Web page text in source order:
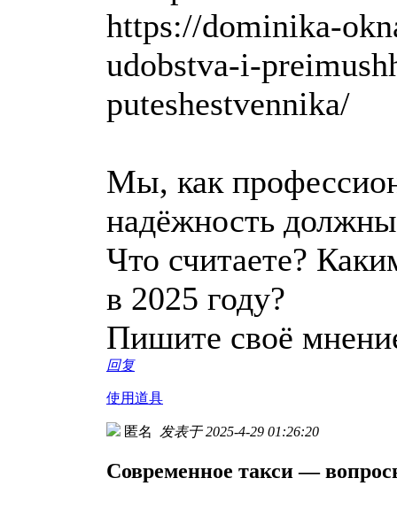
https://dominika-
udobstva-i-
puteshestvennika/
Мы, как
надёжность
Что считаете?
в 2025 году?
Пишите своё
回复
使用道具
匿名 发表于 2025-4-29 01:26:20
Современное такси —